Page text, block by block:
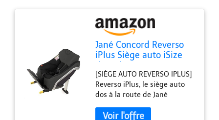
Jané Concord Reverso
iPlus Siège auto iSize
nouveau-nés et enfants
de 40 à 105 cm,
système Isofix, avec
rehausseur
[SIÈGE AUTO REVERSO IPLUS]
Reverso iPlus, le siège auto
dos à la route de Jané
nouveau-nés et enfants